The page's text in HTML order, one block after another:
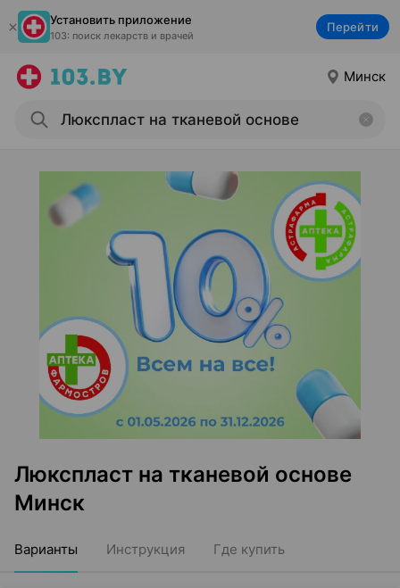
Установить приложение
103: поиск лекарств и врачей
Перейти
Минск
Люкспласт на тканевой основе
Минск
Варианты Инструкция Где купить